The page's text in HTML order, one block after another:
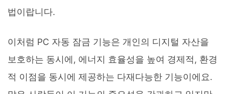
법이랍니다.
이처럼 PC 자동 잠금 기능은 개인의 디지털 자산을
보호하는 동시에, 에너지 효율성을 높여 경제적, 환경
적 이점을 동시에 제공하는 다재다능한 기능이에요.